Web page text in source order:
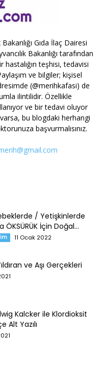
Gıda İlaç Dairesi
Bakanlığı tarafından
teşhisi, tedavisi
ve bilgiler; kişisel
(@merihkafasi) de
ilintilidir. Özellikle
ve bir tedavi oluyor
bu blogdaki herhangi
başvurmalısınız.
/ Yetişkinlerde
ÖKSÜRÜK İçin Doğal...
11 Ocak 2022
ve Aşı Gerçekleri
Kalcker ile Klordioksit
Alt Yazılı